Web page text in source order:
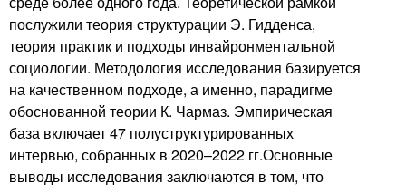
послужили теория структурации Э. Гидденса,
теория практик и подходы инвайронментальной
социологии. Методология исследования базируется
на качественном подходе, а именно, парадигме
обоснованной теории К. Чармаз. Эмпирическая
база включает 47 полуструктурированных
интервью, собранных в 2020–2022 гг.Основные
выводы исследования заключаются в том, что